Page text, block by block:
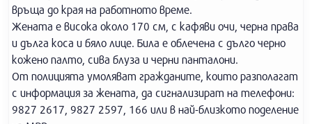
връща до края на работното време.
Жената е висока около 170 см, с кафяви очи, черна права
и дълга коса и бяло лице. Била е облечена с дълго черно
кожено палто, сива блуза и черни панталони.
От полицията умоляват гражданите, които разполагат
с информация за жената, да сигнализират на телефони:
9827 2617, 9827 2597, 166 или в най-близкото поделение